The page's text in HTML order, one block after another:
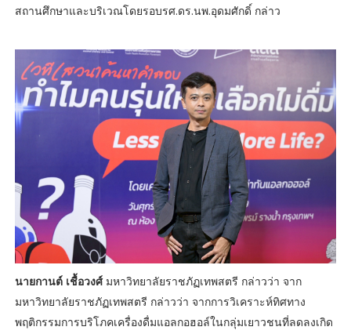
สถานศึกษาและบริเวณโดยรอบรศ.ดร.นพ.อุดมศักดิ์ กล่าว
นายกานต์ เชื้อวงศ์มหาวิทยาลัยราชภัฏเทพสตรี กล่าวว่า จาก
มหาวิทยาลัยราชภัฏเทพสตรี กล่าวว่า จากการวิเคราะห์ทิศทาง
พฤติกรรมการบริโภคเครื่องดื่มแอลกอฮอล์ในกลุ่มเยาวชนที่ลดลงเกิด